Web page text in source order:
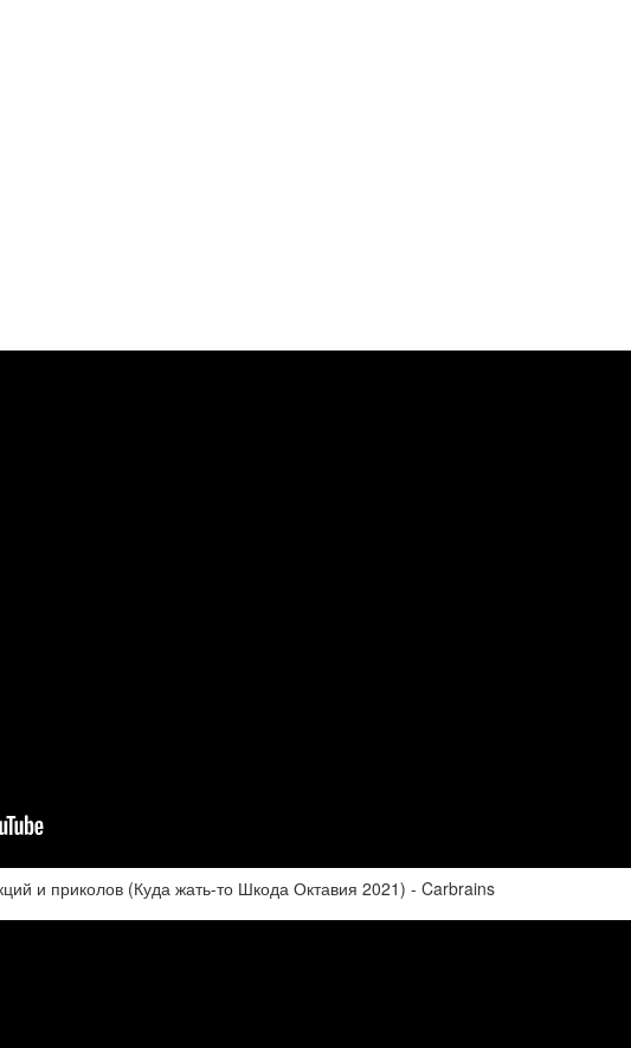
и приколов (Куда жать-то Шкода Октавия 2021) - Carbrains